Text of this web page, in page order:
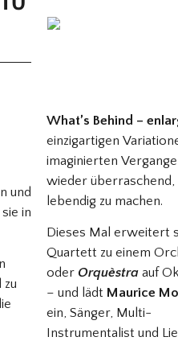
und
in
What’s Behind –
einzigartigen
imaginierten
wieder
lebendig zu machen.
Dieses Mal erweitert
Quartett zu einem
oder Orquèstra auf
– und lädt Maurice
ein, Sänger, Multi-
Instrumentalist und